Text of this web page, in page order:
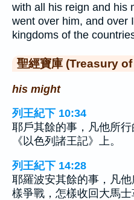
with all his reign and his
went over him, and over
kingdoms of the
聖經寶庫 (Treasury
his might
列王紀下 10:34
耶戶其餘的事，凡他所
《以色列諸王記》上。
列王紀下 14:28
耶羅波安其餘的事，凡
樣爭戰，怎樣收回大馬